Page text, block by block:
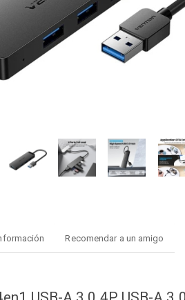
Recomendar a un amigo